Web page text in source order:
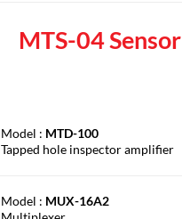
MTS-04 Sensor
Model : MTD-100
Tapped hole inspector amplifier
Model : MUX-16A2